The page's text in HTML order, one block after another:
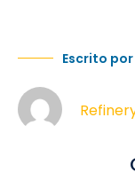
Escrito por